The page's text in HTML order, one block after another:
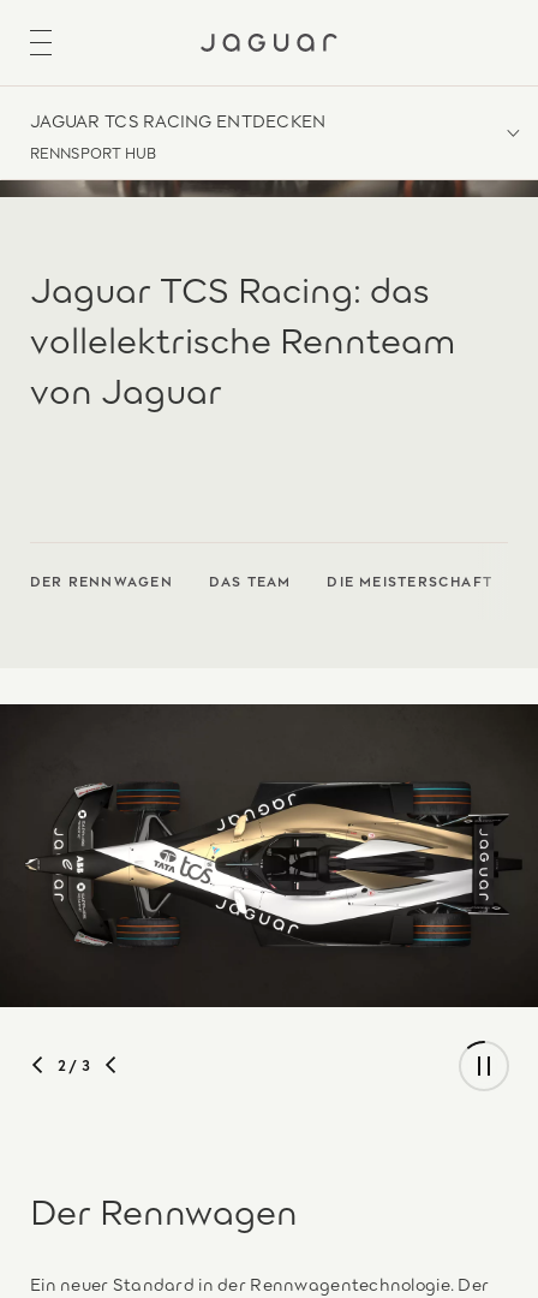
JAGUAR TCS RACING ENTDECKEN
RENNSPORT HUB
Jaguar TCS Racing: das
vollelektrische Rennteam
von Jaguar
DER RENNWAGEN DAS TEAM DIE MEISTERSCHAFT
2 / 3
Der Rennwagen
Ein neuer Standard in der Rennwagentechnologie. Der